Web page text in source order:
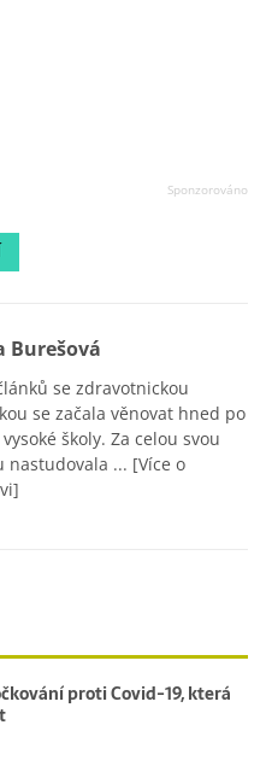
Burešová
se zdravotnickou
se začala věnovat hned po
školy. Za celou svou
nastudovala ... [Více o
proti Covid-19, která